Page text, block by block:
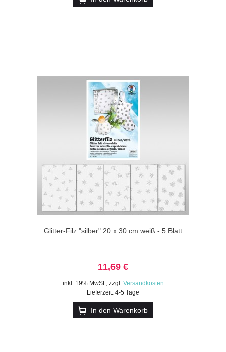
Glitter-Filz "silber" 20 x 30 cm weiß - 5 Blatt
11,69 €
inkl. 19% MwSt., zzgl. Versandkosten
Lieferzeit: 4-5 Tage
In den Warenkorb